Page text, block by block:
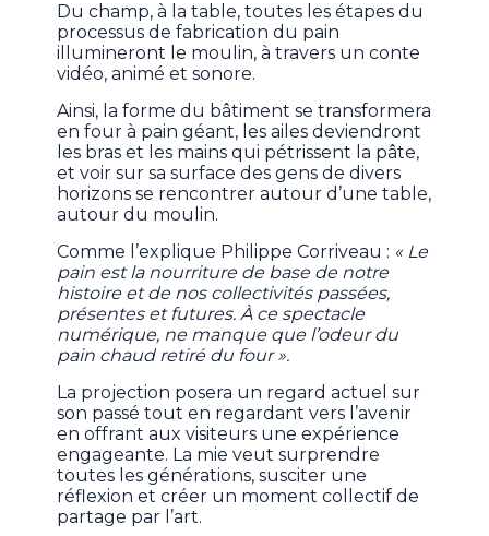
Du champ, à la table, toutes les étapes du
processus de fabrication du pain
illumineront le moulin, à travers un conte
vidéo, animé et sonore.
Ainsi, la forme du bâtiment se transformera
en four à pain géant, les ailes deviendront
les bras et les mains qui pétrissent la pâte,
et voir sur sa surface des gens de divers
horizons se rencontrer autour d’une table,
autour du moulin.
Comme l’explique Philippe Corriveau : « Le
pain est la nourriture de base de notre
histoire et de nos collectivités passées,
présentes et futures. À ce spectacle
numérique, ne manque que l’odeur du
pain chaud retiré du four ».
La projection posera un regard actuel sur
son passé tout en regardant vers l’avenir
en offrant aux visiteurs une expérience
engageante. La mie veut surprendre
toutes les générations, susciter une
réflexion et créer un moment collectif de
partage par l’art.